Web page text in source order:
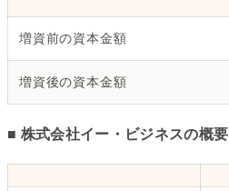
増資前の資本金額
増資後の資本金額
■ 株式会社イー・ビジネスの概要